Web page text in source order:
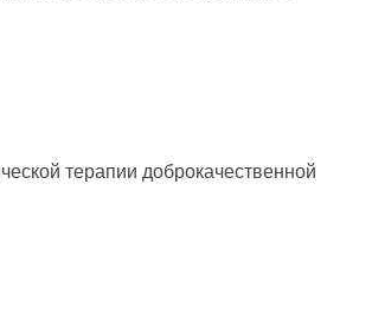
терапии доброкачественной